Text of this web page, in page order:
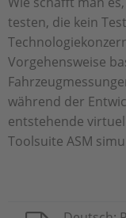
testen, die kein
Vorgehensweise
während der
entstehende
Toolsuite ASM